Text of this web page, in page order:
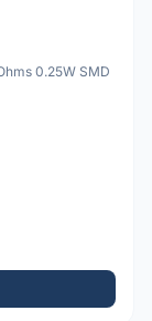
0.25W SMD